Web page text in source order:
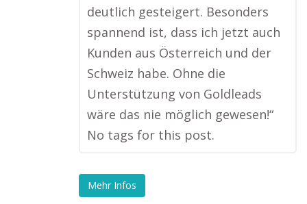
deutlich gesteigert. Besonders
spannend ist, dass ich jetzt auch
Kunden aus Österreich und der
Schweiz habe. Ohne die
Unterstützung von Goldleads
wäre das nie möglich gewesen!“
No tags for this post.
Mehr Infos